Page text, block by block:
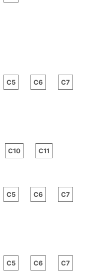
C5 C6 C7
C10 C11
C5 C6 C7
C5 C6 C7